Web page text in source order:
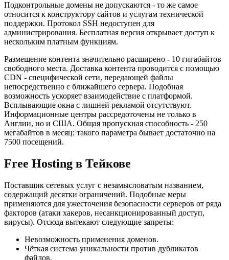
Подконтрольные домены не допускаются - то же самое
относится к конструктору сайтов и услугам технической
поддержки. Протокол SSH недоступен для
администрирования. Бесплатная версия открывает доступ к
нескольким платным функциям.
Размещение контента значительно расширено - 10 гигабайтов
свободного места. Доставка контента проводится с помощью
CDN - специфической сети, передающей файлы
непосредственно с ближайшего сервера. Подобная
возможность ускоряет взаимодействие с платформой.
Всплывающие окна с лишней рекламой отсутствуют.
Информационные центры рассредоточены не только в
Англии, но и США. Общая пропускная способность - 250
мегабайтов в месяц: такого параметра бывает достаточно на
7500 посещений.
Free Hosting в Тейкове
Поставщик сетевых услуг с незамысловатым названием,
содержащий десятки ограничений. Подобные меры
применяются для ужесточения безопасности серверов от ряда
факторов (атаки хакеров, несанкционированный доступ,
вирусы). Отсюда вытекают следующие запреты:
Невозможность применения доменов.
Чёткая система уникальности против дубликатов
файлов.